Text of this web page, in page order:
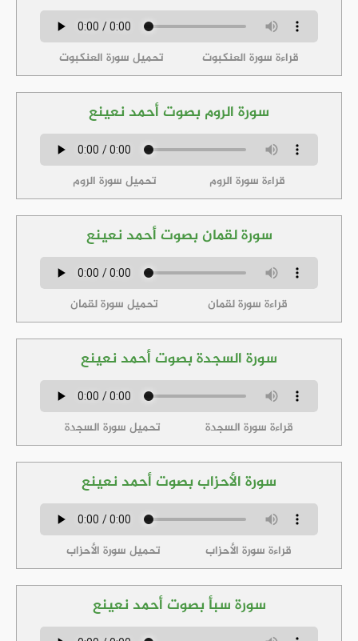
قراءة سورة العنكبوت تحميل سورة العنكبوت
سورة الروم بصوت أحمد نعينع
قراءة سورة الروم تحميل سورة الروم
سورة لقمان بصوت أحمد نعينع
قراءة سورة لقمان تحميل سورة لقمان
سورة السجدة بصوت أحمد نعينع
قراءة سورة السجدة تحميل سورة السجدة
سورة الأحزاب بصوت أحمد نعينع
قراءة سورة الأحزاب تحميل سورة الأحزاب
سورة سبأ بصوت أحمد نعينع